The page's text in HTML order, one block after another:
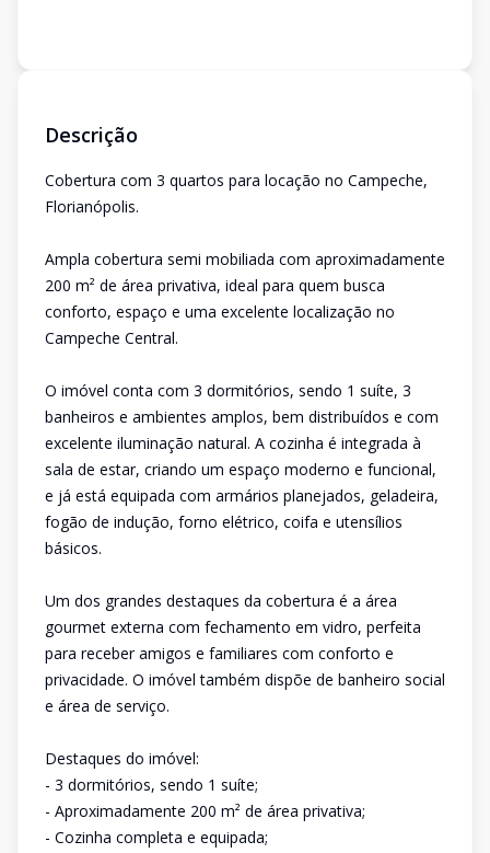
Descrição
Cobertura com 3 quartos para locação no Campeche,
Florianópolis.
Ampla cobertura semi mobiliada com aproximadamente
200 m² de área privativa, ideal para quem busca
conforto, espaço e uma excelente localização no
Campeche Central.
O imóvel conta com 3 dormitórios, sendo 1 suíte, 3
banheiros e ambientes amplos, bem distribuídos e com
excelente iluminação natural. A cozinha é integrada à
sala de estar, criando um espaço moderno e funcional,
e já está equipada com armários planejados, geladeira,
fogão de indução, forno elétrico, coifa e utensílios
básicos.
Um dos grandes destaques da cobertura é a área
gourmet externa com fechamento em vidro, perfeita
para receber amigos e familiares com conforto e
privacidade. O imóvel também dispõe de banheiro social
e área de serviço.
Destaques do imóvel:
- 3 dormitórios, sendo 1 suíte;
- Aproximadamente 200 m² de área privativa;
- Cozinha completa e equipada;